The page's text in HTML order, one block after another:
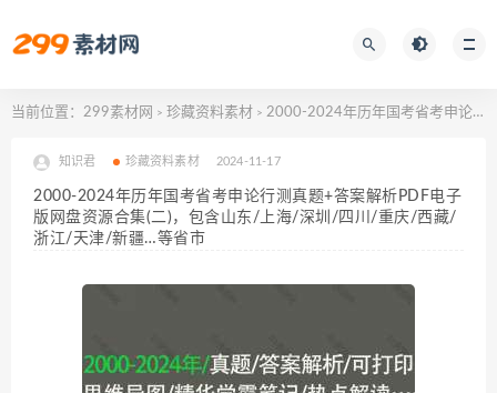
当前位置： 299素材网 > 珍藏资料素材 > 2000-2024年历年国考省考申论行测真题+答案解析PDF电子版网盘资源合集(二)，包含山东/上海/深圳/四川/重庆/西藏/浙江/天津/新疆…等省市
知识君 珍藏资料素材 2024-11-17
2000-2024年历年国考省考申论行测真题+答案解析PDF电子
版网盘资源合集(二)，包含山东/上海/深圳/四川/重庆/西藏/
浙江/天津/新疆…等省市